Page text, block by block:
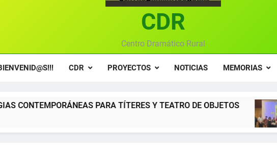
CDR
Centro Dramático Rural
CDR PROYECTOS NOTICIAS MEMORIAS
TÍTERES Y TEATRO DE OBJETOS Gala del Centro